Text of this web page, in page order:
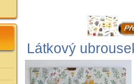
Látkový